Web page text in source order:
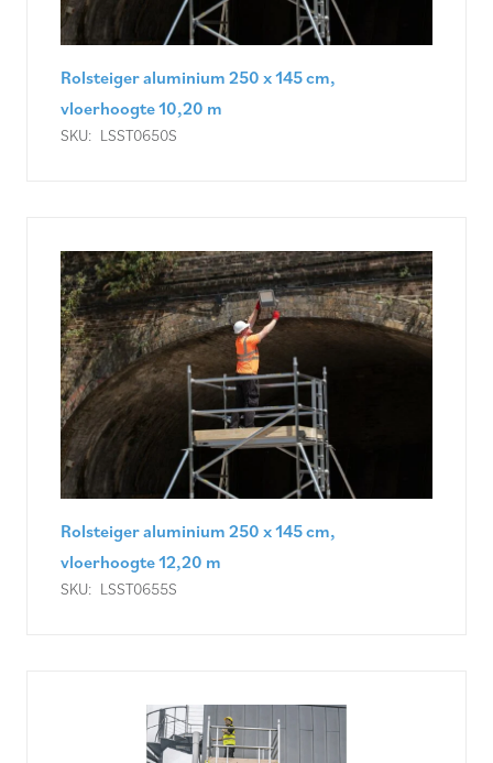
Rolsteiger aluminium 250 x 145 cm,
vloerhoogte 10,20 m
SKU: LSST0650S
Rolsteiger aluminium 250 x 145 cm,
vloerhoogte 12,20 m
SKU: LSST0655S